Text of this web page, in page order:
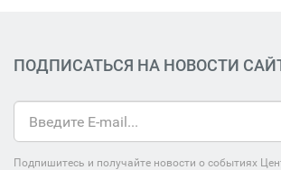
ПОДПИСАТЬСЯ НА НОВОСТИ
Подпишитесь и получайте новости о событиях